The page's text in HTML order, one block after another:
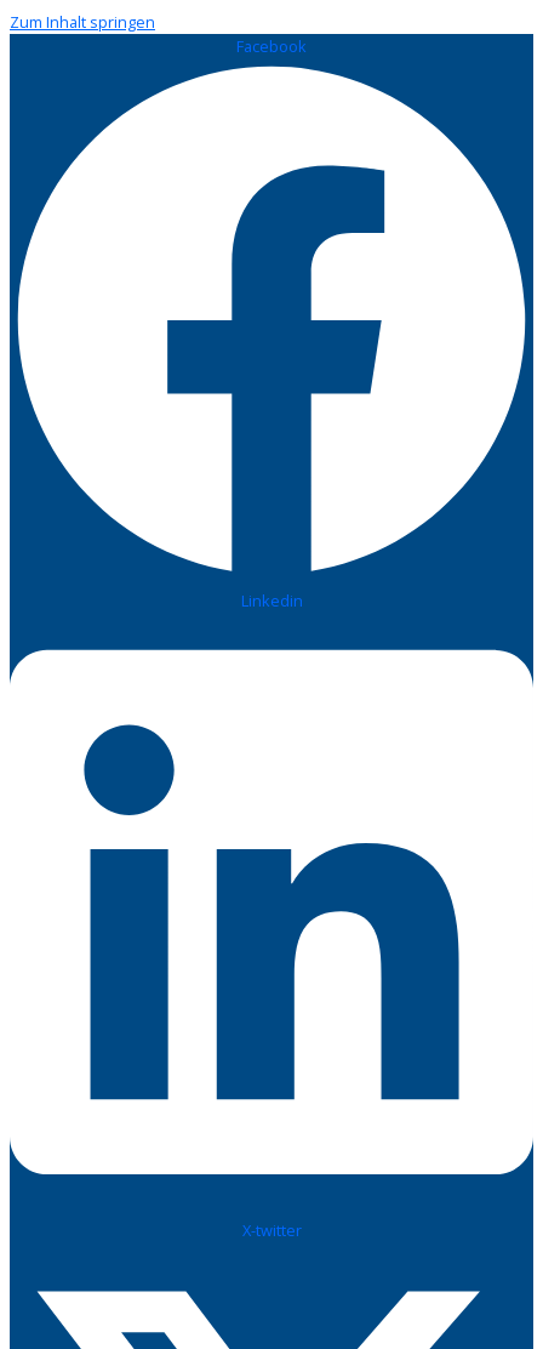
Zum Inhalt springen
Facebook
Linkedin
X-twitter